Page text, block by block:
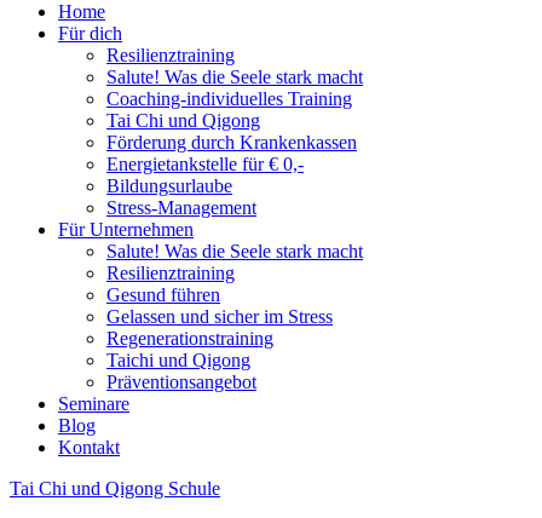
Home
Für dich
Resilienztraining
Salute! Was die Seele stark macht
Coaching-individuelles Training
Tai Chi und Qigong
Förderung durch Krankenkassen
Energietankstelle für € 0,-
Bildungsurlaube
Stress-Management
Für Unternehmen
Salute! Was die Seele stark macht
Resilienztraining
Gesund führen
Gelassen und sicher im Stress
Regenerationstraining
Taichi und Qigong
Präventionsangebot
Seminare
Blog
Kontakt
Tai Chi und Qigong Schule